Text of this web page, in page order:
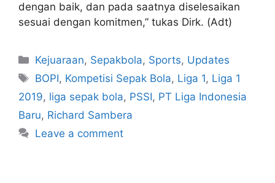
dengan baik, dan pada saatnya diselesaikan
sesuai dengan komitmen,” tukas Dirk. (Adt)
Kejuaraan, Sepakbola, Sports, Updates
BOPI, Kompetisi Sepak Bola, Liga 1, Liga 1
2019, liga sepak bola, PSSI, PT Liga Indonesia
Baru, Richard Sambera
Leave a comment